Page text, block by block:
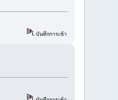
บันทึกการเข้า